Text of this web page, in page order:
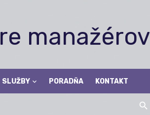
manažérov
SLUŽBY PORADŇA KONTAKT